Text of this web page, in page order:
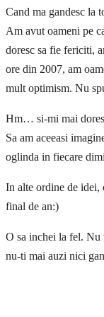
Cand ma gandesc la
Am avut oameni pe
doresc sa fie fericiti,
ore din 2007, am
mult optimism. Nu
Hm… si-mi mai
Sa am aceeasi
oglinda in fiecare
In alte ordine de idei,
final de an:)
O sa inchei la fel. Nu
nu-ti mai auzi nici